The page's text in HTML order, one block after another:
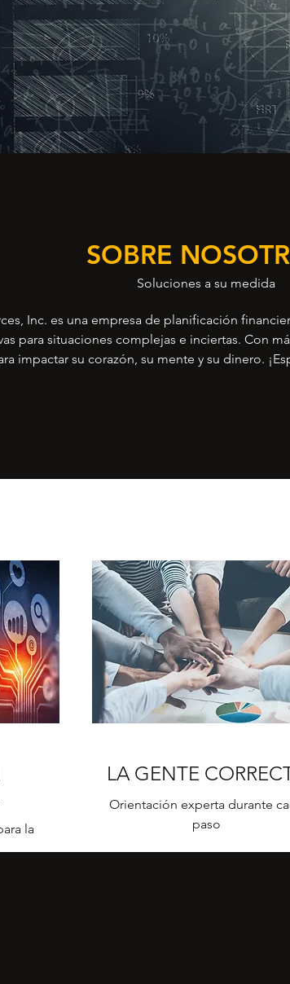
SOBRE
Soluciones a su medida
Inc. es una empresa de planificación
para situaciones complejas e inciertas. Con
impactar su corazón, su mente y su dinero.
la
LA GENTE
Orientación experta durante
paso